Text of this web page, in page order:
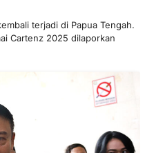
terjadi di Papua Tengah.
Cartenz 2025 dilaporkan